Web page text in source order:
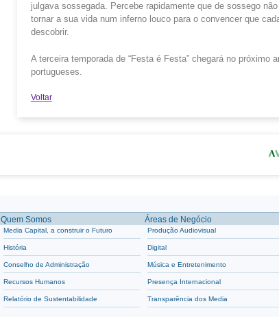
julgava sossegada. Percebe rapidamente que de sossego
tornar a sua vida num inferno louco para o convencer que
descobrir.
A terceira temporada de “Festa é Festa” chegará no próximo
portugueses.
Voltar
Quem Somos
Media Capital, a construir o Futuro
História
Conselho de Administração
Recursos Humanos
Relatório de Sustentabilidade
Áreas de Negócio
Produção Audiovisual
Digital
Música e Entretenimento
Presença Internacional
Transparência dos Media